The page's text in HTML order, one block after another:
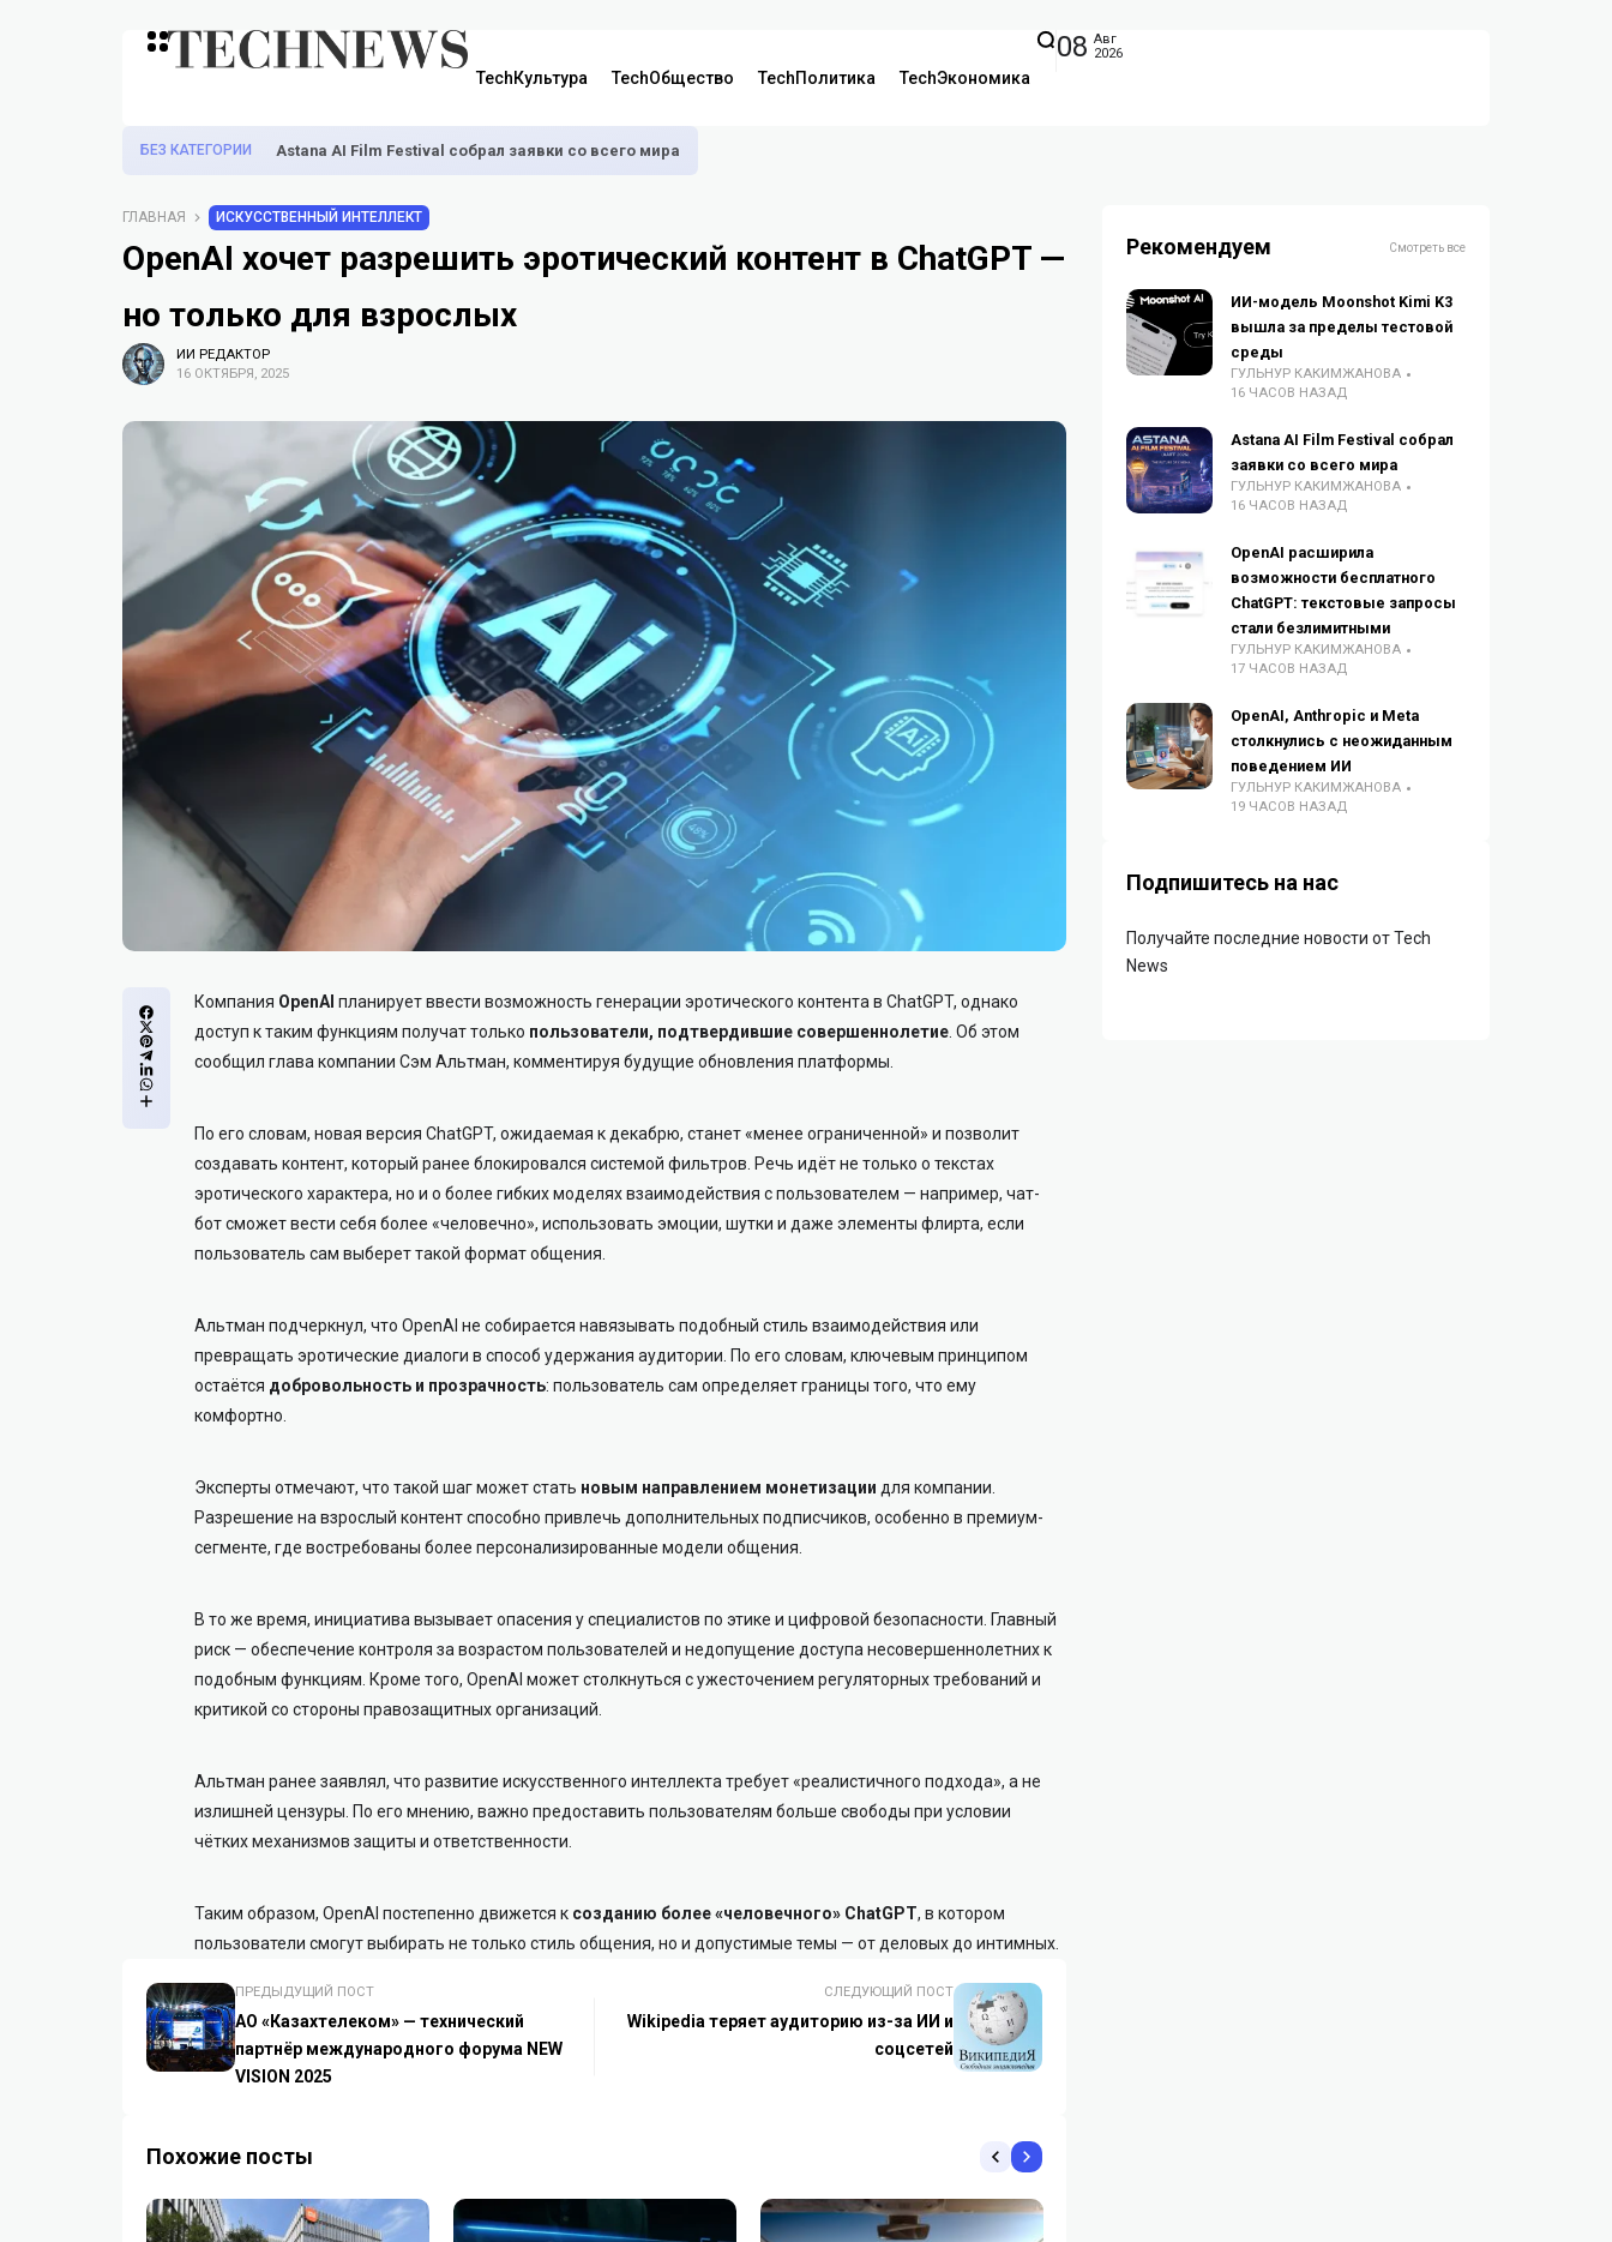
TechКультура TechОбщество TechПолитика TechЭкономика
08 Авг
2026
БЕЗ КАТЕГОРИИ Astana AI Film Festival собрал заявки со всего мира
ГЛАВНАЯ ИСКУССТВЕННЫЙ ИНТЕЛЛЕКТ
OpenAI хочет разрешить эротический контент в ChatGPT —
но только для взрослых
ИИ РЕДАКТОР
16 ОКТЯБРЯ, 2025
Компания OpenAI планирует ввести возможность генерации эротического контента в ChatGPT, однако
доступ к таким функциям получат только пользователи, подтвердившие совершеннолетие. Об этом
сообщил глава компании Сэм Альтман, комментируя будущие обновления платформы.
По его словам, новая версия ChatGPT, ожидаемая к декабрю, станет «менее ограниченной» и позволит
создавать контент, который ранее блокировался системой фильтров. Речь идёт не только о текстах
эротического характера, но и о более гибких моделях взаимодействия с пользователем — например, чат-
бот сможет вести себя более «человечно», использовать эмоции, шутки и даже элементы флирта, если
пользователь сам выберет такой формат общения.
Альтман подчеркнул, что OpenAI не собирается навязывать подобный стиль взаимодействия или
превращать эротические диалоги в способ удержания аудитории. По его словам, ключевым принципом
остаётся добровольность и прозрачность: пользователь сам определяет границы того, что ему
комфортно.
Эксперты отмечают, что такой шаг может стать новым направлением монетизации для компании.
Разрешение на взрослый контент способно привлечь дополнительных подписчиков, особенно в премиум-
сегменте, где востребованы более персонализированные модели общения.
В то же время, инициатива вызывает опасения у специалистов по этике и цифровой безопасности. Главный
риск — обеспечение контроля за возрастом пользователей и недопущение доступа несовершеннолетних к
подобным функциям. Кроме того, OpenAI может столкнуться с ужесточением регуляторных требований и
критикой со стороны правозащитных организаций.
Альтман ранее заявлял, что развитие искусственного интеллекта требует «реалистичного подхода», а не
излишней цензуры. По его мнению, важно предоставить пользователям больше свободы при условии
чётких механизмов защиты и ответственности.
Таким образом, OpenAI постепенно движется к созданию более «человечного» ChatGPT, в котором
пользователи смогут выбирать не только стиль общения, но и допустимые темы — от деловых до интимных.
ПРЕДЫДУЩИЙ ПОСТ
АО «Казахтелеком» — технический
партнёр международного форума NEW
VISION 2025
СЛЕДУЮЩИЙ ПОСТ
Wikipedia теряет аудиторию из-за ИИ и
соцсетей
Похожие посты
Рекомендуем Смотреть все
ИИ-модель Moonshot Kimi K3
вышла за пределы тестовой
среды
ГУЛЬНУР КАКИМЖАНОВА
16 ЧАСОВ НАЗАД
Astana AI Film Festival собрал
заявки со всего мира
ГУЛЬНУР КАКИМЖАНОВА
16 ЧАСОВ НАЗАД
OpenAI расширила
возможности бесплатного
ChatGPT: текстовые запросы
стали безлимитными
ГУЛЬНУР КАКИМЖАНОВА
17 ЧАСОВ НАЗАД
OpenAI, Anthropic и Meta
столкнулись с неожиданным
поведением ИИ
ГУЛЬНУР КАКИМЖАНОВА
19 ЧАСОВ НАЗАД
Подпишитесь на нас
Получайте последние новости от Tech
News